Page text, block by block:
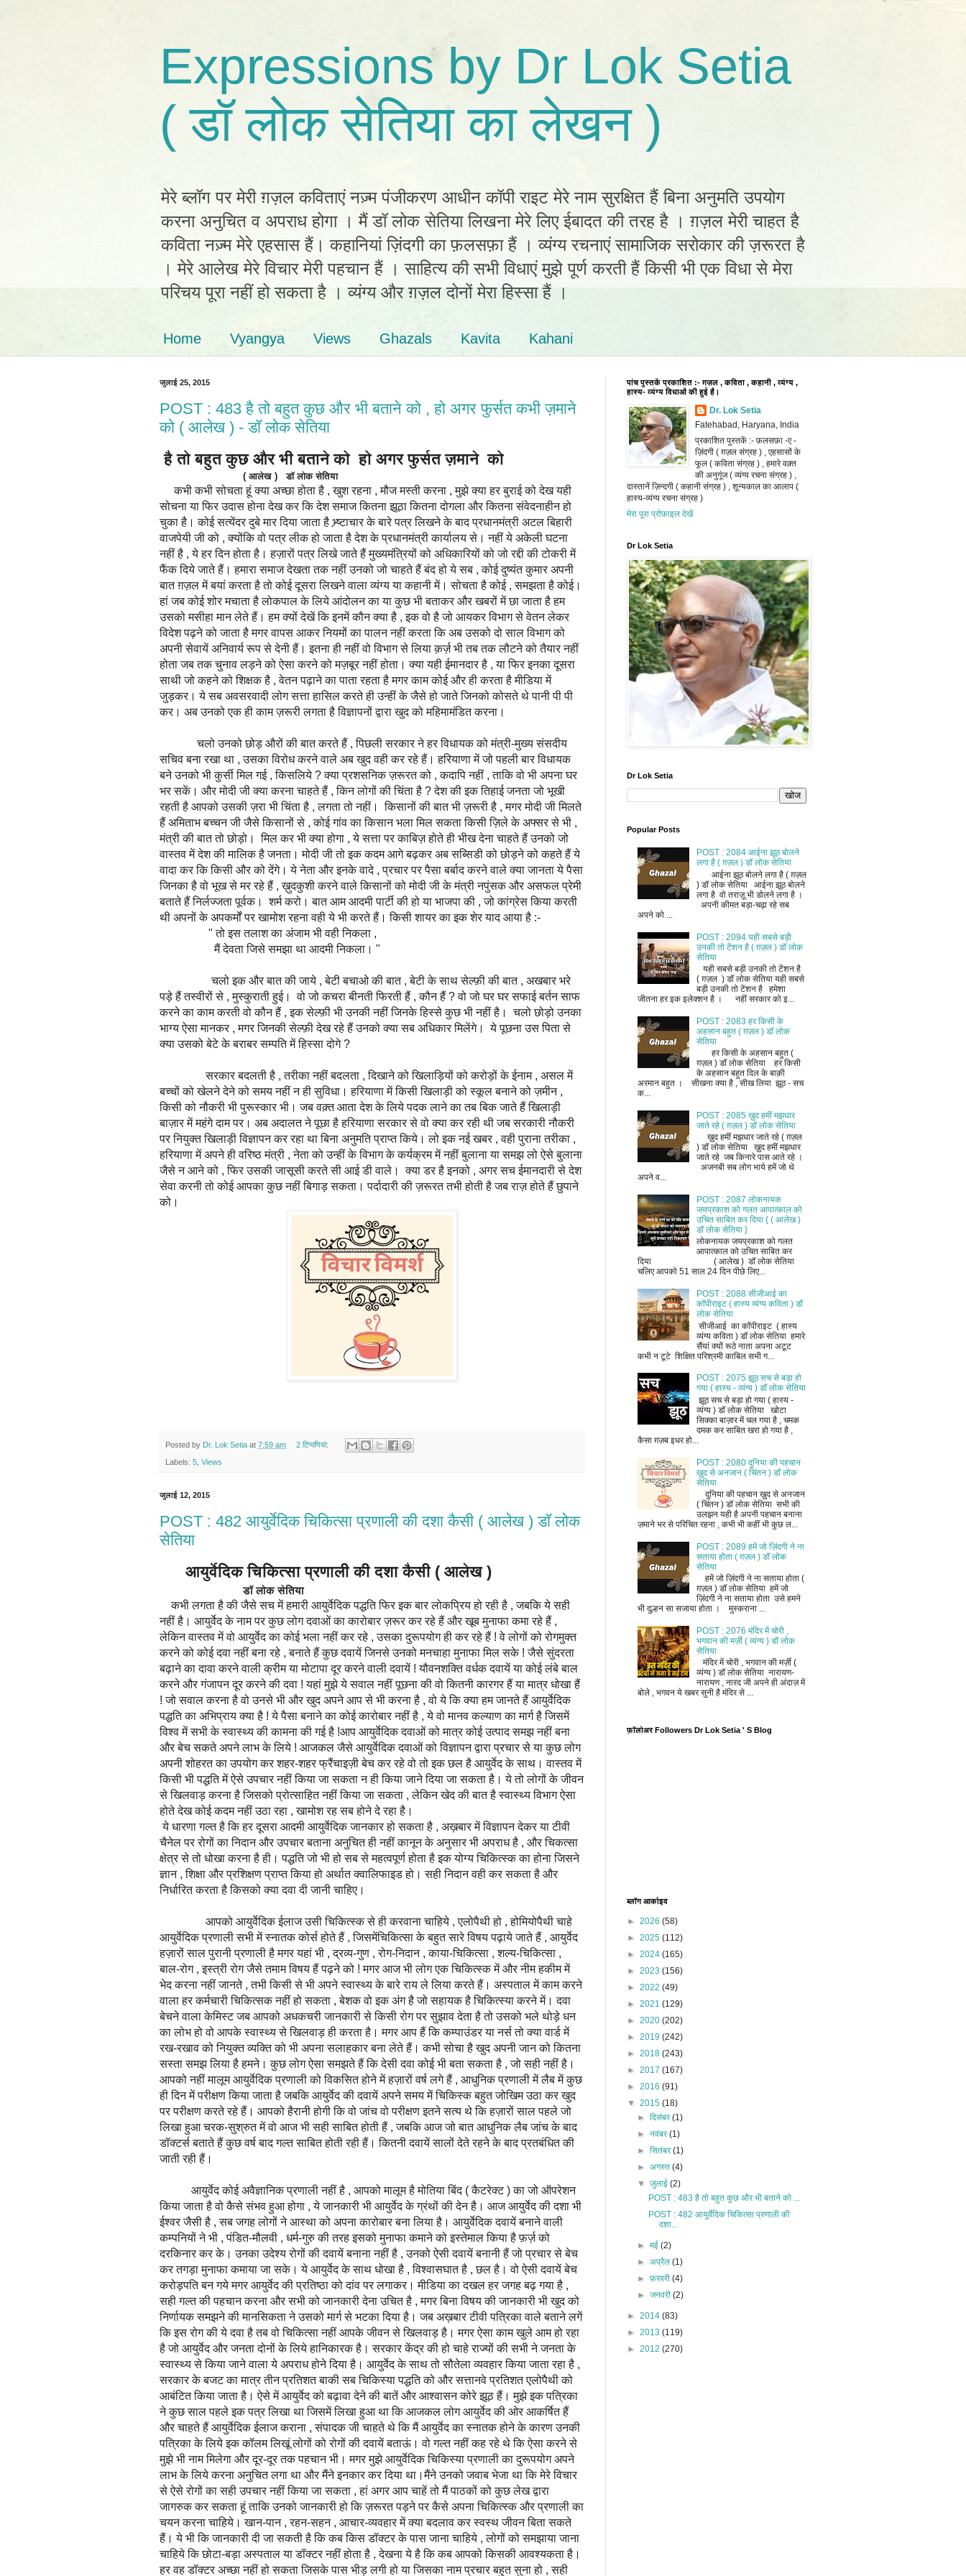
Expressions by Dr Lok Setia
( डॉ लोक सेतिया का लेखन )
मेरे ब्लॉग पर मेरी ग़ज़ल कविताएं नज़्म पंजीकरण आधीन कॉपी राइट मेरे नाम सुरक्षित हैं बिना अनुमति उपयोग
करना अनुचित व अपराध होगा । मैं डॉ लोक सेतिया लिखना मेरे लिए ईबादत की तरह है । ग़ज़ल मेरी चाहत है
कविता नज़्म मेरे एहसास हैं। कहानियां ज़िंदगी का फ़लसफ़ा हैं । व्यंग्य रचनाएं सामाजिक सरोकार की ज़रूरत है
। मेरे आलेख मेरे विचार मेरी पहचान हैं । साहित्य की सभी विधाएं मुझे पूर्ण करती हैं किसी भी एक विधा से मेरा
परिचय पूरा नहीं हो सकता है । व्यंग्य और ग़ज़ल दोनों मेरा हिस्सा हैं ।
Home Vyangya Views Ghazals Kavita Kahani
जुलाई 25, 2015
POST : 483 है तो बहुत कुछ और भी बताने को , हो अगर फुर्सत कभी ज़माने
को ( आलेख ) - डॉ लोक सेतिया
है तो बहुत कुछ और भी बताने को हो अगर फुर्सत ज़माने को
( आलेख ) डॉ लोक सेतिया
कभी कभी सोचता हूं क्या अच्छा होता है , खुश रहना , मौज मस्ती करना , मुझे क्या हर बुराई को देख यही
सोचना या फिर उदास होना देख कर कि देश समाज कितना झूठा कितना दोगला और कितना संवेदनाहीन हो
चुका है। कोई सत्येंदर दुबे मार दिया जाता है भ्र्ष्टाचार के बारे पत्र लिखने के बाद प्रधानमंत्री अटल बिहारी
वाजपेयी जी को , क्योंकि वो पत्र लीक हो जाता है देश के प्रधानमंत्री कार्यालय से। नहीं ये अकेली घटना
नहीं है , ये हर दिन होता है। हज़ारों पत्र लिखे जाते हैं मुख्यमंत्रियों को अधिकारियों को जो रद्दी की टोकरी में
फैंक दिये जाते हैं। हमारा समाज देखता तक नहीं उनको जो चाहते हैं बंद हो ये सब , कोई दुष्यंत कुमार अपनी
बात ग़ज़ल में बयां करता है तो कोई दूसरा लिखने वाला व्यंग्य या कहानी में। सोचता है कोई , समझता है कोई।
हां जब कोई शोर मचाता है लोकपाल के लिये आंदोलन का या कुछ भी बताकर और खबरों में छा जाता है हम
उसको मसीहा मान लेते हैं। हम क्यों देखें कि इनमें कौन क्या है , इक वो है जो आयकर विभाग से वेतन लेकर
विदेश पढ़ने को जाता है मगर वापस आकर नियमों का पालन नहीं करता कि अब उसको दो साल विभाग को
अपनी सेवायें अनिवार्य रूप से देनी हैं। इतना ही नहीं वो विभाग से लिया क़र्ज़ भी तब तक लौटने को तैयार नहीं
होता जब तक चुनाव लड़ने को ऐसा करने को मज़बूर नहीं होता। क्या यही ईमानदार है , या फिर इनका दूसरा
साथी जो कहने को शिक्षक है , वेतन पढ़ाने का पाता रहता है मगर काम कोई और ही करता है मीडिया में
जुड़कर। ये सब अवसरवादी लोग सत्ता हासिल करते ही उन्हीं के जैसे हो जाते जिनको कोसते थे पानी पी पी
कर। अब उनको एक ही काम ज़रूरी लगता है विज्ञापनों द्वारा खुद को महिमामंडित करना।
चलो उनको छोड़ औरों की बात करते हैं , पिछली सरकार ने हर विधायक को मंत्री-मुख्य संसदीय
सचिव बना रखा था , उसका विरोध करने वाले अब खुद वही कर रहे हैं। हरियाणा में जो पहली बार विधायक
बने उनको भी कुर्सी मिल गई , किसलिये ? क्या प्रशसनिक ज़रूरत को , कदापि नहीं , ताकि वो भी अपना घर
भर सकें। और मोदी जी क्या करना चाहते हैं , किन लोगों की चिंता है ? देश की इक तिहाई जनता जो भूखी
रहती है आपको उसकी ज़रा भी चिंता है , लगता तो नहीं। किसानों की बात भी ज़रूरी है , मगर मोदी जी मिलते
हैं अमिताभ बच्चन जी जैसे किसानों से , कोई गांव का किसान भला मिल सकता किसी ज़िले के अफ्सर से भी ,
मंत्री की बात तो छोड़ो। मिल कर भी क्या होगा , ये सत्ता पर काबिज़ होते ही भीख देना चाहते हैं उनको जो
वास्तव में देश की मालिक है जनता। मोदी जी तो इक कदम आगे बढ़कर अब सब्सिडी को छोड़ने को कहते हैं ये
वादा कर कि किसी और को देंगे। ये नेता और इनके वादे , प्रचार पर पैसा बर्बाद करने वाले क्या जानता ये पैसा
जिनका है वो भूख से मर रहे हैं , ख़ुदकुशी करने वाले किसानों को मोदी जी के मंत्री नपुंसक और असफल प्रेमी
बताते हैं निर्लज्जता पूर्वक। शर्म करो। बात आम आदमी पार्टी की हो या भाजपा की , जो कांग्रेस किया करती
थी अपनों के अपकर्मों पर खामोश रहना वही ये भी करते हैं। किसी शायर का इक शेर याद आया है :-
" तो इस तलाश का अंजाम भी वही निकला ,
मैं देवता जिसे समझा था आदमी निकला। "
चलो इक और बात की जाये , बेटी बचाओ की बात , बेटी के साथ सेल्फ़ी की बात , अखबार भरे
पड़े हैं तस्वीरों से , मुस्कुराती हुई। वो जो कचरा बीनती फिरती हैं , कौन हैं ? वो जो घर घर सफाई बर्तन साफ
करने का काम करती वो कौन हैं , इक सेल्फ़ी भी उनकी नहीं जिनके हिस्से कुछ भी नहीं है। चलो छोड़ो उनका
भाग्य ऐसा मानकर , मगर जिनकी सेल्फ़ी देख रहे हैं उनको क्या सब अधिकार मिलेंगे। ये पूछना उस पिता से
क्या उसको बेटे के बराबर सम्पति में हिस्सा दोगे ?
सरकार बदलती है , तरीका नहीं बदलता , दिखाने को खिलाड़ियों को करोड़ों के ईनाम , असल में
बच्चों को खेलने देने को समय नहीं न ही सुविधा। हरियाणा में किसी खिलाड़ी को स्कूल बनाने को ज़मीन ,
किसी को नौकरी भी पुरूस्कार भी। जब वक़्त आता देश के लिये पदक लाने का तब बिक जाते हैं खिलाड़ी
बाज़ार में महंगे दाम पर। अब अदालत ने पूछा है हरियाणा सरकार से वो क्या कर रही थी जब सरकारी नौकरी
पर नियुक्त खिलाड़ी विज्ञापन कर रहा था बिना अनुमति प्राप्त किये। लो इक नई खबर , वही पुराना तरीका ,
हरियाणा में अपने ही वरिष्ठ मंत्री , नेता को उन्हीं के विभाग के कर्यक्रम में नहीं बुलाना या समझ लो ऐसे बुलाना
जैसे न आने को , फिर उसकी जासूसी करते सी आई डी वाले। क्या डर है इनको , अगर सच ईमानदारी से देश
सेवा करनी तो कोई आपका कुछ नहीं बिगाड़ सकता। पर्दादारी की ज़रूरत तभी होती है जब राज़ होते हैं छुपाने
को।
Posted by Dr. Lok Setia at 7:59 am 2 टिप्‍पणियां:
Labels: 5 Views
जुलाई 12, 2015
POST : 482 आयुर्वेदिक चिकित्सा प्रणाली की दशा कैसी ( आलेख ) डॉ लोक
सेतिया
आयुर्वेदिक चिकित्सा प्रणाली की दशा कैसी ( आलेख )
डॉ लोक सेतिया
कभी लगता है की जैसे सच में हमारी आयुर्वेदिक पद्धति फिर इक बार लोकप्रिय हो रही है , जबकि ये सही
नहीं है। आयुर्वेद के नाम पर कुछ लोग दवाओं का कारोबार ज़रूर कर रहे हैं और खूब मुनाफा कमा रहे हैं ,
लेकिन वास्तव में वो आयुर्वेद का कोई भला नहीं कर रहे , उसका दुरूपयोग ही कर रहे हैं ! वे लोगों को रोगमुक्त
करने को कोई दवा नहीं बना रहे , बनाते हैं कुछ दवायें जिनसे उनको मनचाहा मुनाफा मिल सके ! जैसे सुंदरता
बढ़ाने का दावा करने वाली क्रीम या मोटापा दूर करने वाली दवायें ! यौवनशक्ति वर्धक दवायें या कोई लंबे बाल
करने और गंजापन दूर करने की दवा ! यहां मुझे ये सवाल नहीं पूछना की वो कितनी कारगर हैं या मात्र धोखा हैं
! जो सवाल करना है वो उनसे भी और खुद अपने आप से भी करना है , वो ये कि क्या हम जानते हैं आयुर्वेदिक
पद्धति का अभिप्राय क्या है ! ये पैसा बनाने का कोई कारोबार नहीं है , ये वो मानव कल्याण का मार्ग है जिसमें
विश्व में सभी के स्वास्थ्य की कामना की गई है !आप आयुर्वेदिक दवाओं को मात्र कोई उत्पाद समझ नहीं बना
और बेच सकते अपने लाभ के लिये ! आजकल जैसे आयुर्वेदिक दवाओं को विज्ञापन द्वारा प्रचार से या कुछ लोग
अपनी शोहरत का उपयोग कर शहर-शहर फ्रैंचाइज़ी बेच कर रहे वो तो इक छल है आयुर्वेद के साथ। वास्तव में
किसी भी पद्धति में ऐसे उपचार नहीं किया जा सकता न ही किया जाने दिया जा सकता है। ये तो लोगों के जीवन
से खिलवाड़ करना है जिसको प्रोत्साहित नहीं किया जा सकता , लेकिन खेद की बात है स्वास्थ्य विभाग ऐसा
होते देख कोई कदम नहीं उठा रहा , खामोश रह सब होने दे रहा है।
ये धारणा गल्त है कि हर दूसरा आदमी आयुर्वेदिक जानकार हो सकता है , अख़बार में विज्ञापन देकर या टीवी
चैनेल पर रोगों का निदान और उपचार बताना अनुचित ही नहीं कानून के अनुसार भी अपराध है , और चिकत्सा
क्षेत्र से तो धोखा करना है ही। पद्धति जो भी हो सब से महत्वपूर्ण होता है इक योग्य चिकित्स्क का होना जिसने
ज्ञान , शिक्षा और प्रशिक्षण प्राप्त किया हो अर्थात क्वालिफाइड हो। सही निदान वही कर सकता है और
निर्धारित करता है किसको क्या दवा दी जानी चाहिए।
आपको आयुर्वेदिक ईलाज उसी चिकित्स्क से ही करवाना चाहिये , एलोपैथी हो , होमियोपैथी चाहे
आयुर्वेदिक प्रणाली सभी में स्नातक कोर्स होते हैं , जिसमेंचिकित्सा के बहुत सारे विषय पढ़ाये जाते हैं , आयुर्वेद
हज़ारों साल पुरानी प्रणाली है मगर यहां भी , द्रव्य-गुण , रोग-निदान , काया-चिकित्सा , शल्य-चिकित्सा ,
बाल-रोग , इस्त्री रोग जैसे तमाम विषय हैं पढ़ने को ! मगर आज भी लोग एक चिकित्स्क में और नीम हकीम में
भेद करना नहीं जानते , तभी किसी से भी अपने स्वास्थ्य के बारे राय ले लिया करते हैं। अस्पताल में काम करने
वाला हर कर्मचारी चिकित्सक नहीं हो सकता , बेशक वो इक अंग है जो सहायक है चिकित्स्या करने में। दवा
बेचने वाला केमिस्ट जब आपको अधकचरी जानकारी से किसी रोग पर सुझाव देता है तो उसको भले थोड़े धन
का लोभ हो वो आपके स्वास्थ्य से खिलवाड़ ही करता है। मगर आप हैं कि कम्पाउंडर या नर्स तो क्या वार्ड में
रख-रखाव को नियुक्त व्यक्ति को भी अपना सलाहकार बना लेते हैं। कभी सोचा है खुद अपनी जान को कितना
सस्ता समझ लिया है हमने। कुछ लोग ऐसा समझते हैं कि देसी दवा कोई भी बता सकता है , जो सही नहीं है।
आपको नहीं मालूम आयुर्वेदिक प्रणाली को विकसित होने में हज़ारों वर्ष लगे हैं , आधुनिक प्रणाली में लैब में कुछ
ही दिन में परीक्षण किया जाता है जबकि आयुर्वेद की दवायें अपने समय में चिकिस्क बहुत जोखिम उठा कर खुद
पर परीक्षण करते रहे हैं। आपको हैरानी होगी कि वो जांच वो परीक्षण इतने सत्य थे कि हज़ारों साल पहले जो
लिखा हुआ चरक-सुश्रुत में वो आज भी सही साबित होती हैं , जबकि आज जो बात आधुनिक लैब जांच के बाद
डॉक्टर्स बताते हैं कुछ वर्ष बाद गल्त साबित होती रही हैं। कितनी दवायें सालों देते रहने के बाद प्रतबंधित की
जाती रही हैं।
आयुर्वेद कोई अवैज्ञानिक प्रणाली नहीं है , आपको मालूम है मोतिया बिंद ( कैटरेक्ट ) का जो ऑपरेशन
किया जाता है वो कैसे संभव हुआ होगा , ये जानकारी भी आयुर्वेद के ग्रंथों की देन है। आज आयुर्वेद की दशा भी
ईश्वर जैसी है , सब जगह लोगों ने आस्था को अपना कारोबार बना लिया है। आयुर्वेदिक दवायें बनाने वाली
कम्पनियों ने भी , पंडित-मौलवी , धर्म-गुरु की तरह इसको मुनाफा कमाने को इस्तेमाल किया है फ़र्ज़ को
दरकिनार कर के। उनका उदेश्य रोगों की दवायें बनाना नहीं है , उनको ऐसी दवायें बनानी हैं जो प्रचार से बेच
कर तगड़ा मुनाफा कमाया जा सके। ये आयुर्वेद के साथ धोखा है , विश्वासघात है , छल है। वो ऐसी दवायें बेच
करोड़पति बन गये मगर आयुर्वेद की प्रतिष्ठा को दांव पर लगाकर। मीडिया का दखल हर जगह बढ़ गया है ,
सही गल्त की पहचान करना और सभी को जानकारी देना उचित है , मगर बिना विषय की जानकारी भी खुद को
निर्णायक समझने की मानसिकता ने उसको मार्ग से भटका दिया है। जब अख़बार टीवी पत्रिका वाले बताने लगें
कि इस रोग की ये दवा है तब वो चिकित्सा नहीं आपके जीवन से खिलवाड़ है। मगर ऐसा काम खुले आम हो रहा
है जो आयुर्वेद और जनता दोनों के लिये हानिकारक है। सरकार केंद्र की हो चाहे राज्यों की सभी ने जनता के
स्वास्थ्य से किया जाने वाला ये अपराध होने दिया है। आयुर्वेद के साथ तो सौतेला व्यवहार किया जाता रहा है ,
सरकार के बजट का मात्र तीन प्रतिशत बाकी सब चिकिस्या पद्धति को और सत्तानवे प्रतिशत एलोपैथी को
आबंटित किया जाता है। ऐसे में आयुर्वेद को बढ़ावा देने की बातें और आश्वासन कोरे झूठ हैं। मुझे इक पत्रिका
ने कुछ साल पहले इक पत्र लिखा था जिसमें लिखा हुआ था कि आजकल लोग आयुर्वेद की ओर आकर्षित हैं
और चाहते हैं आयुर्वेदिक ईलाज कराना , संपादक जी चाहते थे कि मैं आयुर्वेद का स्नातक होने के कारण उनकी
पत्रिका के लिये इक कॉलम लिखूं लोगों को रोगों की दवायें बताऊं। वो गल्त नहीं कह रहे थे कि ऐसा करने से
मुझे भी नाम मिलेगा और दूर-दूर तक पहचान भी। मगर मुझे आयुर्वेदिक चिकिस्या प्रणाली का दुरूपयोग अपने
लाभ के लिये करना अनुचित लगा था और मैंने इनकार कर दिया था।मैंने उनको जवाब भेजा था कि मेरे विचार
से ऐसे रोगों का सही उपचार नहीं किया जा सकता , हां अगर आप चाहें तो मैं पाठकों को कुछ लेख द्वारा
जागरुक कर सकता हूं ताकि उनको जानकारी हो कि ज़रूरत पड़ने पर कैसे अपना चिकित्स्क और प्रणाली का
चयन करना चाहिये। खान-पान , रहन-सहन , आचार-व्यवहार में क्या बदलाव कर स्वस्थ जीवन बिता सकते
हैं। ये भी कि जानकारी दी जा सकती है कि कब किस डॉक्टर के पास जाना चाहिये , लोगों को समझाया जाना
चाहिये कि छोटा-बड़ा अस्पताल या डॉक्टर नहीं होता है , देखना ये है कि कब आपको किसकी आवश्यकता है।
हर वह डॉक्टर अच्छा नहीं हो सकता जिसके पास भीड़ लगी हो या जिसका नाम प्रचार बहुत सुना हो , सही
पांच पुस्तकें प्रकाशित :- ग़ज़ल , कविता , कहानी , व्यंग्य ,
हास्य- व्यंग्य विधाओं की हुई हैं।
Dr. Lok Setia
Fatehabad, Haryana, India
प्रकाशित पुस्तकें :- फ़लसफ़ा -ए -
ज़िंदगी ( ग़ज़ल संग्रह ) , एहसासों के
फूल ( कविता संग्रह ) , हमारे वक़्त
की अनुगूंज ( व्यंग्य रचना संग्रह ) ,
दास्तानें ज़िन्दगी ( कहानी संग्रह ) , शून्यकाल का आलाप (
हास्य-व्यंग्य रचना संग्रह )
मेरा पूरा प्रोफ़ाइल देखें
Dr Lok Setia
Dr Lok Setia
Popular Posts
POST : 2084 आईना झूठ बोलने
लगा है ( ग़ज़ल ) डॉ लोक सेतिया
आईना झूठ बोलने लगा है ( ग़ज़ल
) डॉ लोक सेतिया आईना झूठ बोलने
लगा है वो तराज़ू भी डोलने लगा है ।
अपनी कीमत बड़ा-चढ़ा रहे सब
अपने को ...
POST : 2094 यही सबसे बड़ी
उनकी तो टेंशन है ( ग़ज़ल ) डॉ लोक
सेतिया
यही सबसे बड़ी उनकी तो टेंशन है
( ग़ज़ल ) डॉ लोक सेतिया यही सबसे
बड़ी उनकी तो टेंशन है हमेशा
जीतना हर इक इलेक्शन है । नहीं सरकार को इ...
POST : 2083 हर किसी के
अहसान बहुत ( ग़ज़ल ) डॉ लोक
सेतिया
हर किसी के अहसान बहुत (
ग़ज़ल ) डॉ लोक सेतिया हर किसी
के अहसान बहुत दिल के बाक़ी
अरमान बहुत । सीखना क्या है , सीख लिया झूठ - सच
क...
POST : 2085 ख़ुद हमीं मझधार
जाते रहे ( ग़ज़ल ) डॉ लोक सेतिया
ख़ुद हमीं मझधार जाते रहे ( ग़ज़ल
) डॉ लोक सेतिया ख़ुद हमीं मझधार
जाते रहे जब किनारे पास आते रहे ।
अजनबी सब लोग भाये हमें जो थे
अपने व...
POST : 2087 लोकनायक
जयप्रकाश को गलत आपात्काल को
उचित साबित कर दिया { ( आलेख )
डॉ लोक सेतिया }
लोकनायक जयप्रकाश को गलत
आपात्काल को उचित साबित कर
दिया ( आलेख ) डॉ लोक सेतिया
चलिए आपको 51 साल 24 दिन पीछे लिए...
POST : 2088 सीजीआई का
कॉपीराइट ( हास्य व्यंग्य कविता ) डॉ
लोक सेतिया
सीजीआई का कॉपीराइट ( हास्य
व्यंग्य कविता ) डॉ लोक सेतिया हमारे
सैंयां क्यों रूठे नाता अपना अटूट
कभी न टूटे शिक्षित परिश्रमी काबिल सभी ग...
POST : 2075 झूठ सच से बड़ा हो
गया ( हास्य - व्यंग्य ) डॉ लोक सेतिया
झूठ सच से बड़ा हो गया ( हास्य -
व्यंग्य ) डॉ लोक सेतिया खोटा
सिक्का बाज़ार में चल गया है , चमक
दमक कर साबित खरा हो गया है ,
कैसा ग़ज़ब इधर हो...
POST : 2080 दुनिया की पहचान
ख़ुद से अनजान ( चिंतन ) डॉ लोक
सेतिया
दुनिया की पहचान ख़ुद से अनजान
( चिंतन ) डॉ लोक सेतिया सभी की
उलझन यही है अपनी पहचान बनाना
ज़माने भर से परिचित रहना , कभी भी कहीं भी कुछ ल...
POST : 2089 हमें जो ज़िंदगी ने ना
सताया होता ( ग़ज़ल ) डॉ लोक
सेतिया
हमें जो ज़िंदगी ने ना सताया होता (
ग़ज़ल ) डॉ लोक सेतिया हमें जो
ज़िंदगी ने ना सताया होता उसे हमने
भी दुल्हन सा सजाया होता । मुस्कराना ...
POST : 2076 मंदिर में चोरी ,
भगवान की मर्ज़ी ( व्यंग्य ) डॉ लोक
सेतिया
मंदिर में चोरी , भगवान की मर्ज़ी (
व्यंग्य ) डॉ लोक सेतिया नारायण-
नारायण , नारद जी अपने ही अंदाज़ में
बोले , भगवन ये खबर सुनी है मंदिर से ...
फ़ॉलोअर Followers Dr Lok Setia ' S Blog
ब्लॉग आर्काइव
► 2026 (58)
► 2025 (112)
► 2024 (165)
► 2023 (156)
► 2022 (49)
► 2021 (129)
► 2020 (202)
► 2019 (242)
► 2018 (243)
► 2017 (167)
► 2016 (91)
▼ 2015 (18)
►दिसंबर(1)
►नवंबर(1)
►सितंबर(1)
►अगस्त(4)
▼जुलाई(2)
POST : 483 है तो बहुत कुछ और भी बताने को ...
POST : 482 आयुर्वेदिक चिकित्सा प्रणाली की
दशा...
►मई(2)
►अप्रैल(1)
►फ़रवरी(4)
►जनवरी(2)
► 2014 (83)
► 2013 (119)
► 2012 (270)